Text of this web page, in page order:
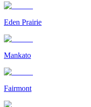
Eden Prairie
Mankato
Fairmont